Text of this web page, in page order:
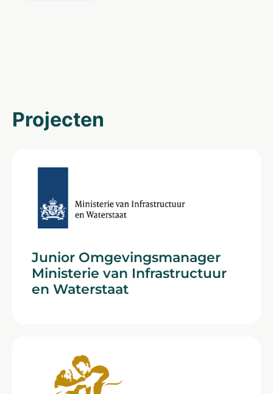
Projecten
Junior Omgevingsmanager
Ministerie van Infrastructuur
en Waterstaat